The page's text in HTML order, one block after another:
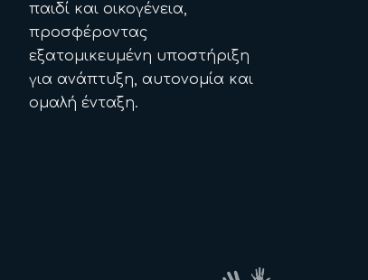
παιδί και οικογένεια,
προσφέροντας
εξατομικευμένη υποστήριξη
για ανάπτυξη, αυτονομία και
ομαλή ένταξη.